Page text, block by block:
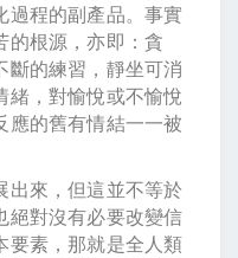
過程的副產品。事實
的根源，亦即：貪
斷的練習，靜坐可消
緒，對愉悅或不愉悅
應的舊有情結一一被
出來，但這並不等於
絕對沒有必要改變信
要素，那就是全人類